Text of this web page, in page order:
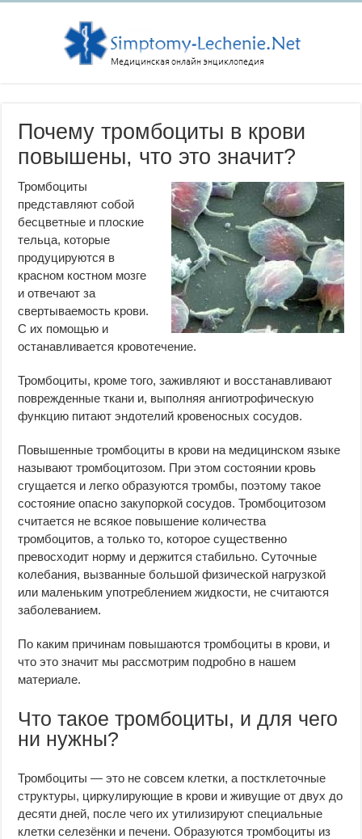
Почему тромбоциты в крови
повышены, что это значит?
Тромбоциты
представляют собой
бесцветные и плоские
тельца, которые
продуцируются в
красном костном мозге
и отвечают за
свертываемость крови.
С их помощью и
останавливается кровотечение.
Тромбоциты, кроме того, заживляют и восстанавливают
поврежденные ткани и, выполняя ангиотрофическую
функцию питают эндотелий кровеносных сосудов.
Повышенные тромбоциты в крови на медицинском языке
называют тромбоцитозом. При этом состоянии кровь
сгущается и легко образуются тромбы, поэтому такое
состояние опасно закупоркой сосудов. Тромбоцитозом
считается не всякое повышение количества
тромбоцитов, а только то, которое существенно
превосходит норму и держится стабильно. Суточные
колебания, вызванные большой физической нагрузкой
или маленьким употреблением жидкости, не считаются
заболеванием.
По каким причинам повышаются тромбоциты в крови, и
что это значит мы рассмотрим подробно в нашем
материале.
Что такое тромбоциты, и для чего
ни нужны?
Тромбоциты — это не совсем клетки, а постклеточные
структуры, циркулирующие в крови и живущие от двух до
десяти дней, после чего их утилизируют специальные
клетки селезёнки и печени. Образуются тромбоциты из